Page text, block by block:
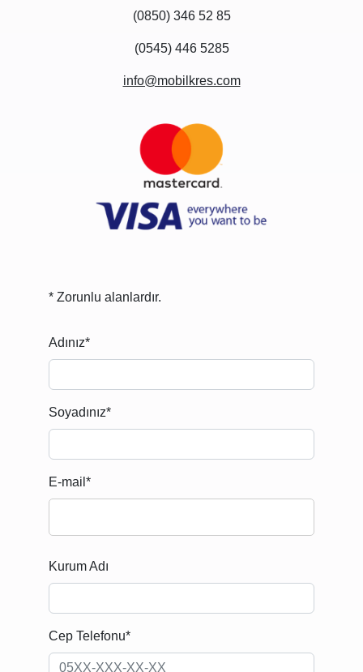
(0850) 346 52 85
(0545) 446 5285
info@mobilkres.com
* Zorunlu alanlardır.
Adınız*
Soyadınız*
E-mail*
Kurum Adı
Cep Telefonu*